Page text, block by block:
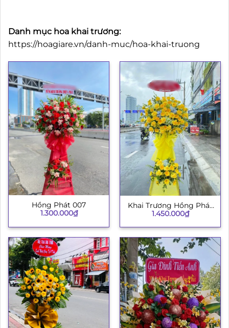
Danh mục hoa khai trương:
https://hoagiare.vn/danh-muc/hoa-khai-truong
Hồng Phát 007
1.300.000₫
Khai Trương Hồng Phát
003
1.450.000₫